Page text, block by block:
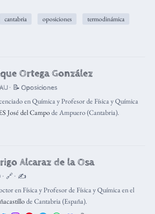
cantabria oposiciones termodinámica
Ortega González
· 📝 Oposiciones
en Química y Profesor de Física y Química
José del Campode Ampuero (Cantabria).
Alcaraz de la Osa
· 🔗 · ✍️
en Física y Profesor de Física y Química en el
de Cantabria (España).